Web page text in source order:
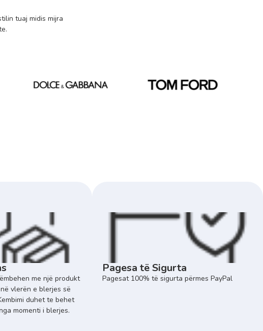
tuaj midis mijra
me një produkt
vlerën e blerjes së
duhet te behet
momenti i blerjes.
Pagesa të Sigurta
Pagesat 100% të sigurta përmes PayPal